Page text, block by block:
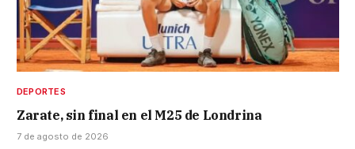
DEPORTES
Zarate, sin final en el M25 de Londrina
7 de agosto de 2026